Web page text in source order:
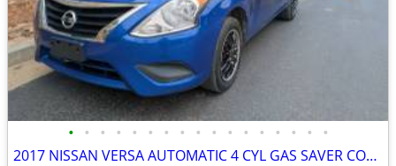
• • • • • • • • • • • • • • • • •
2017 NISSAN VERSA AUTOMATIC 4 CYL GAS SAVER COLD AC RUNS EXC